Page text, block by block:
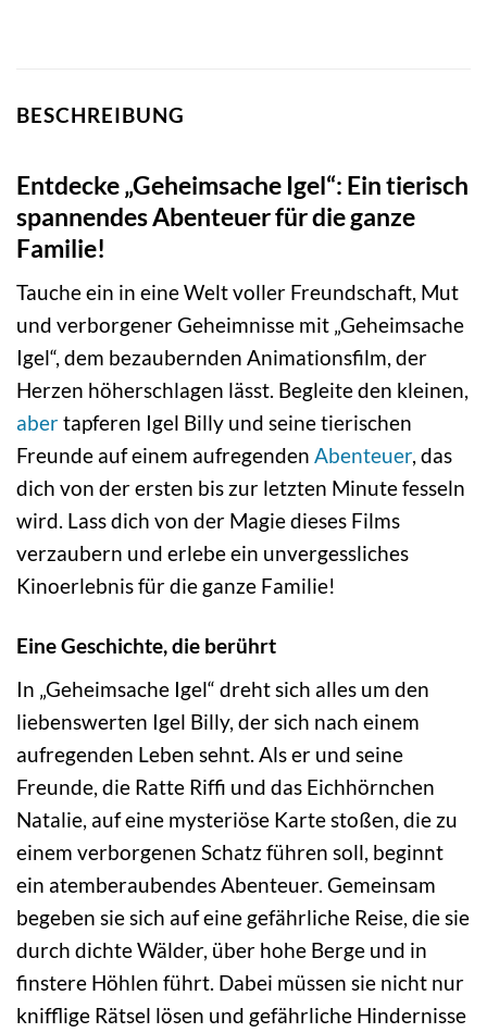
BESCHREIBUNG
Entdecke „Geheimsache Igel“: Ein tierisch
spannendes Abenteuer für die ganze
Familie!
Tauche ein in eine Welt voller Freundschaft, Mut
und verborgener Geheimnisse mit „Geheimsache
Igel“, dem bezaubernden Animationsfilm, der
Herzen höherschlagen lässt. Begleite den kleinen,
abertapferen Igel Billy und seine tierischen
Freunde auf einem aufregenden Abenteuer, das
dich von der ersten bis zur letzten Minute fesseln
wird. Lass dich von der Magie dieses Films
verzaubern und erlebe ein unvergessliches
Kinoerlebnis für die ganze Familie!
Eine Geschichte, die berührt
In „Geheimsache Igel“ dreht sich alles um den
liebenswerten Igel Billy, der sich nach einem
aufregenden Leben sehnt. Als er und seine
Freunde, die Ratte Riffi und das Eichhörnchen
Natalie, auf eine mysteriöse Karte stoßen, die zu
einem verborgenen Schatz führen soll, beginnt
ein atemberaubendes Abenteuer. Gemeinsam
begeben sie sich auf eine gefährliche Reise, die sie
durch dichte Wälder, über hohe Berge und in
finstere Höhlen führt. Dabei müssen sie nicht nur
knifflige Rätsel lösen und gefährliche Hindernisse